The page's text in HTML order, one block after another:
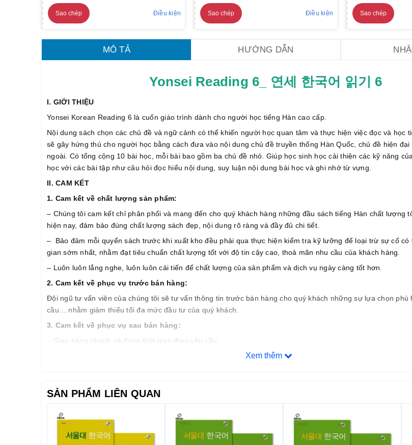
Sao chép Điều kiện Sao chép Điều kiện Sao chép
MÔ TẢ HƯỚNG DẪN
Yonsei Reading 6_ 연세 한국어 읽기 6
I. GIỚI THIỆU
Yonsei Korean Reading 6 là cuốn giáo trình dành cho người học tiếng Hàn cao cấp.
Nội dung sách chọn các chủ đề và ngữ cảnh có thể khiến người học quan tâm và thực hiện việc đọc và học
sẽ gây hứng thú cho người học bằng cách đưa vào nội dung chủ đề truyền thống Hàn Quốc, chủ đề hiện
ngoài. Có tổng cộng 10 bài học, mỗi bài bao gồm ba chủ đề nhỏ. Giúp học sinh học cải thiện các kỹ năng
học với các bài tập như câu hỏi đọc hiểu nội dung, suy luận nội dung bài học và ghi nhớ từ vựng.
II. CAM KẾT
1. Cam kết về chất lượng sản phẩm:
– Chúng tôi cam kết chỉ phân phối và mang đến cho quý khách hàng những đầu sách tiếng Hàn chất lượng
hiện nay, đảm bảo đúng chất lượng sách đẹp, nội dung rõ ràng và đầy đủ chi tiết.
– Bảo đảm mỗi quyển sách trước khi xuất kho đều phải qua thực hiện kiểm tra kỹ lưỡng để loại trừ sự cố
gian sớm nhất, nhằm đạt tiêu chuẩn chất lượng tốt với độ tin cậy cao, thoả mãn nhu cầu của khách hàng.
– Luôn luôn lắng nghe, luôn luôn cải tiến để chất lượng của sản phẩm và dịch vụ ngày càng tốt hơn.
2. Cam kết về phục vụ trước bán hàng:
Đội ngũ tư vấn viên của chúng tôi sẽ tư vấn thông tin trước bán hàng cho quý khách những sự lựa chọn phù
cầu… nhằm giảm thiểu tối đa mức đầu tư của quý khách.
3. Cam kết về phục vụ sau bán hàng:
– Giao hàng nhanh và đúng thời gian theo yêu cầu.
– Tư vấn học tiếng Hàn và hướng dẫn thi TOPIK miễn phí cho khách hàng.
Xem thêm
SẢN PHẨM LIÊN QUAN